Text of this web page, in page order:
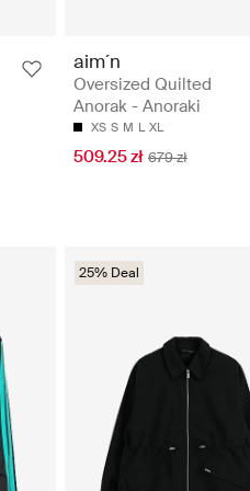
aim´n
Oversized Quilted
Anorak - Anoraki
XS S M L XL
509.25 zł 679 zł
25% Deal